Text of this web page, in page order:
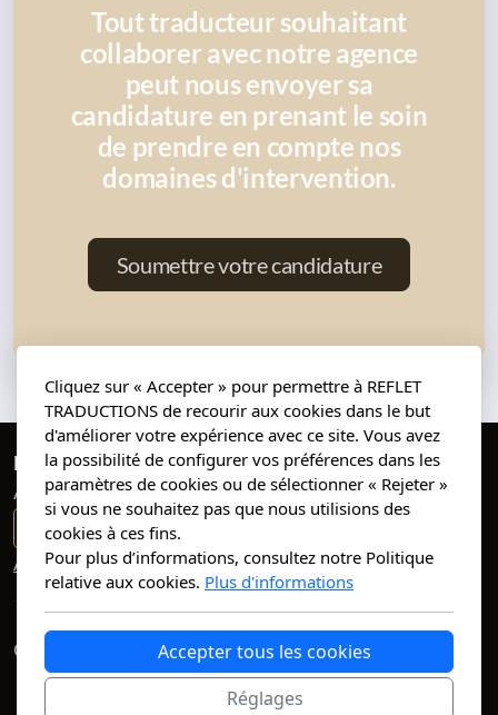
Tout traducteur souhaitant
collaborer avec notre agence
peut nous envoyer sa
candidature en prenant le soin
de prendre en compte nos
domaines d'intervention.
Soumettre votre candidature
REFLET TRADUCTIONS
Agence de traduction
contact@reflettraductions.com
Accueil Agence Services Expertises L’équipe
Candidature Devis
Compétence - Précision - Rapidité – Excellence
Cliquez sur « Accepter » pour permettre à REFLET
TRADUCTIONS de recourir aux cookies dans le but
d'améliorer votre expérience avec ce site. Vous avez
la possibilité de configurer vos préférences dans les
paramètres de cookies ou de sélectionner « Rejeter »
si vous ne souhaitez pas que nous utilisions des
cookies à ces fins.
Pour plus d’informations, consultez notre Politique
relative aux cookies. Plus d'informations
Accepter tous les cookies
Réglages